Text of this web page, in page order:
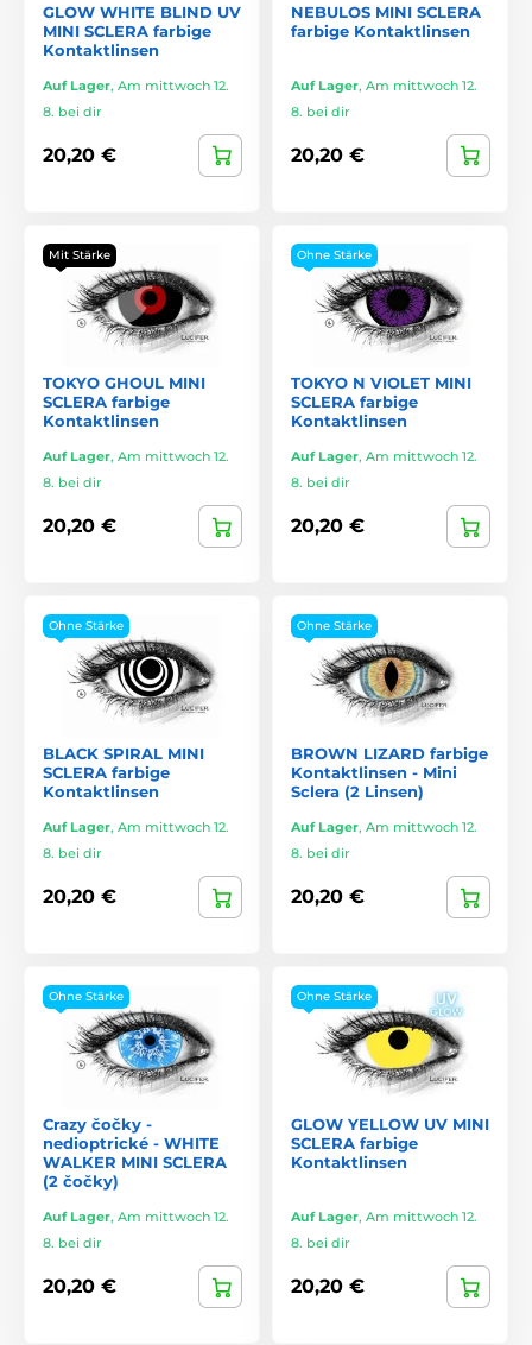
GLOW WHITE BLIND UV
MINI SCLERA farbige
Kontaktlinsen
Auf Lager, Am mittwoch 12.
8. bei dir
20,20 €
NEBULOS MINI SCLERA
farbige Kontaktlinsen
Auf Lager, Am mittwoch 12.
8. bei dir
20,20 €
Mit Stärke
TOKYO GHOUL MINI
SCLERA farbige
Kontaktlinsen
Auf Lager, Am mittwoch 12.
8. bei dir
20,20 €
Ohne Stärke
TOKYO N VIOLET MINI
SCLERA farbige
Kontaktlinsen
Auf Lager, Am mittwoch 12.
8. bei dir
20,20 €
Ohne Stärke
BLACK SPIRAL MINI
SCLERA farbige
Kontaktlinsen
Auf Lager, Am mittwoch 12.
8. bei dir
20,20 €
Ohne Stärke
BROWN LIZARD farbige
Kontaktlinsen - Mini
Sclera (2 Linsen)
Auf Lager, Am mittwoch 12.
8. bei dir
20,20 €
Ohne Stärke
Crazy čočky -
nedioptrické - WHITE
WALKER MINI SCLERA
(2 čočky)
Auf Lager, Am mittwoch 12.
8. bei dir
20,20 €
Ohne Stärke
GLOW YELLOW UV MINI
SCLERA farbige
Kontaktlinsen
Auf Lager, Am mittwoch 12.
8. bei dir
20,20 €